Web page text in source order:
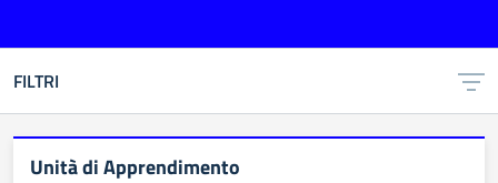
FILTRI
Unità di Apprendimento